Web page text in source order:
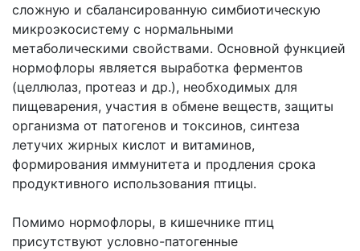
сложную и сбалансированную симбиотическую
микроэкосистему с нормальными
метаболическими свойствами. Основной функцией
нормофлоры является выработка ферментов
(целлюлаз, протеаз и др.), необходимых для
пищеварения, участия в обмене веществ, защиты
организма от патогенов и токсинов, синтеза
летучих жирных кислот и витаминов,
формирования иммунитета и продления срока
продуктивного использования птицы.
Помимо нормофлоры, в кишечнике птиц
присутствуют условно-патогенные